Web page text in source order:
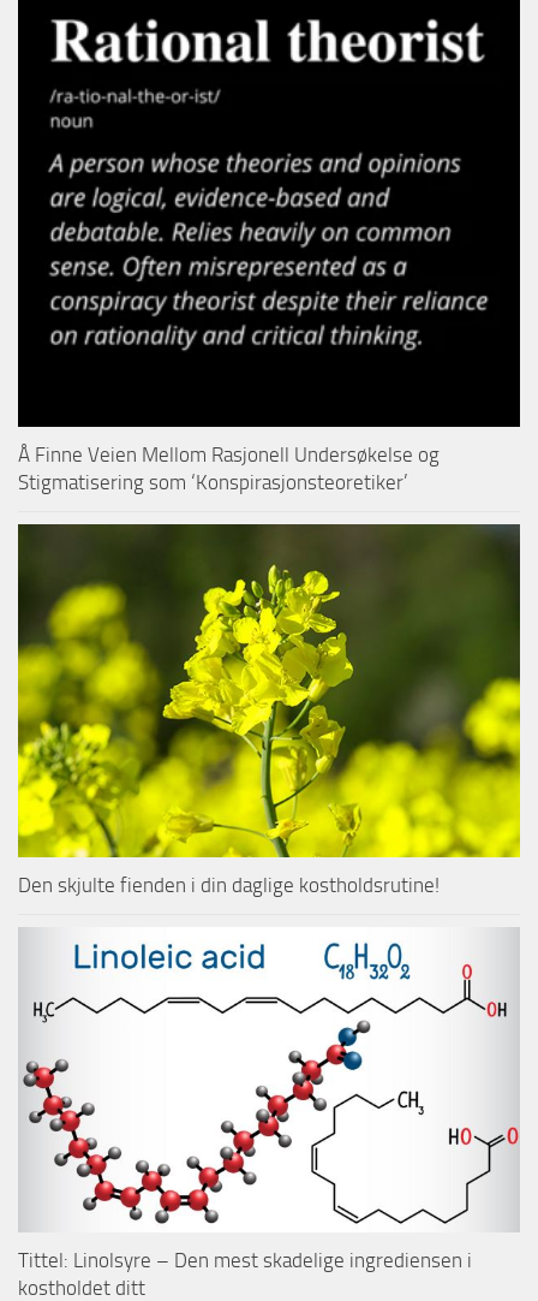
Å Finne Veien Mellom Rasjonell Undersøkelse og
Stigmatisering som ‘Konspirasjonsteoretiker’
Den skjulte fienden i din daglige kostholdsrutine!
Tittel: Linolsyre – Den mest skadelige ingrediensen i
kostholdet ditt